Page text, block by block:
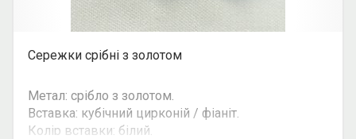
Сережки срібні з золотом
Метал: срібло з золотом.
Вставка: кубічний цирконій / фіаніт.
Колір вставки: білий.